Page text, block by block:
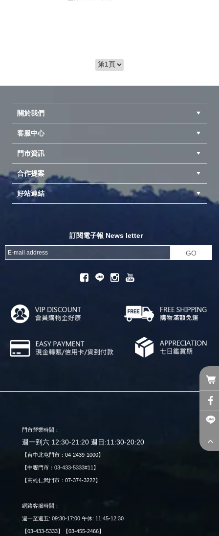
關於我們
客服中心
門市資訊
合作提案
異業合作
專案採購
成為供應商
好站連結
訂閱電子報 News letter
GO
門市營業時間：
週一到六 12:30-21:20 週日:11:30-20:20
【台中北屯門市：04-2439-1000】
【中壢門市：03-433-5333#11】
【高雄仁武門市：07-374-3222】
網路客服時間：
週一至週五: 09:30-17:00 午休: 11:45-12:30
【03-433-5333】【03-455-2466】